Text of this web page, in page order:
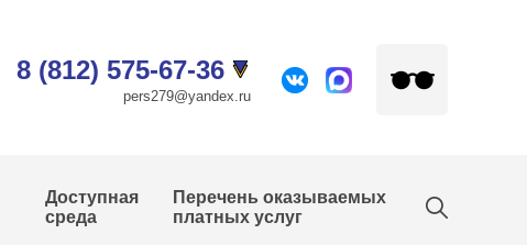
8 (812) 575-67-36
pers279@yandex.ru
Доступная
среда
Перечень оказываемых
платных услуг